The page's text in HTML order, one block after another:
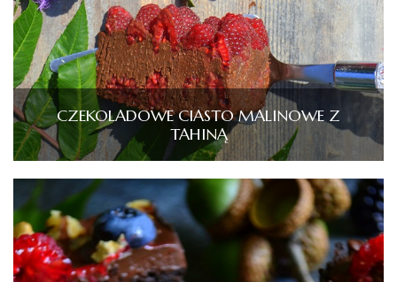
CZEKOLADOWE CIASTO MALINOWE Z
TAHINĄ